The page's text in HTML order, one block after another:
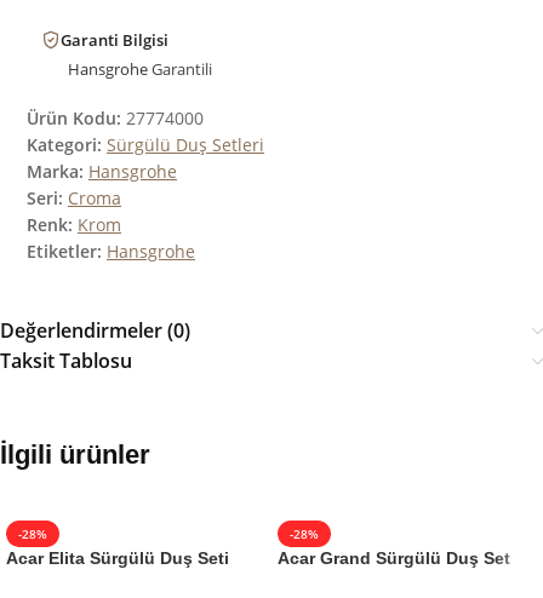
Garanti Bilgisi
HansgroheGarantili
Ürün Kodu: 27774000
Kategori: Sürgülü Duş Setleri
Marka: Hansgrohe
Seri: Croma
Renk: Krom
Etiketler: Hansgrohe
Değerlendirmeler (0)
Taksit Tablosu
İlgili ürünler
-28%
Acar Elita Sürgülü Duş Seti
-28%
Acar Grand Sürgülü Duş Set